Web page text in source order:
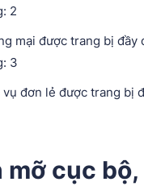
2
mại được trang bị đầy
3
đơn lẻ được trang bị
mỡ cục bộ,